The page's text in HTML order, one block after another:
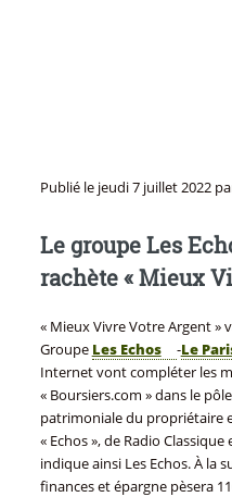
Publié le jeudi 7 juillet 2022
Le groupe Les
rachète « Mieux
« Mieux Vivre Votre Argent »
Groupe Les Echos -Le
Internet vont compléter les
« Boursiers.com » dans le
patrimoniale du propriétaire
« Echos », de Radio
indique ainsi Les Echos. À la
finances et épargne pèsera